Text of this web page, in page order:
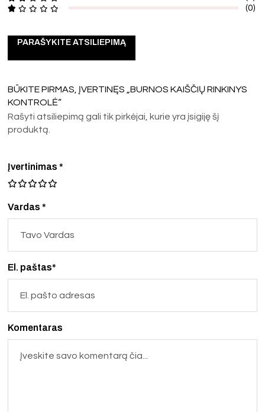
(0)
PARAŠYKITE ATSILIEPIMĄ
BŪKITE PIRMAS, ĮVERTINĘS „BURNOS KAIŠČIŲ RINKINYS
KONTROLĖ“
Rašyti atsiliepimą gali tik pirkėjai, kurie yra įsigiję šį
produktą.
Vardas *
El. paštas*
Įvertinimas*
Komentaras